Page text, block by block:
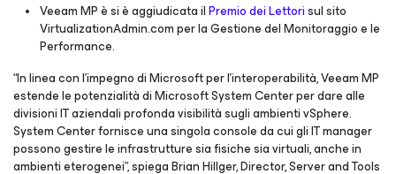
Veeam MP è si è aggiudicata ilPremio dei Lettorisul sito
VirtualizationAdmin.comper la Gestione del Monitoraggio e le
Performance.
“In linea con l’impegno di Microsoft per l’interoperabilità, Veeam MP
estende le potenzialità di Microsoft System Center per dare alle
divisioni IT aziendali profonda visibilità sugli ambienti vSphere.
System Center fornisce una singola console da cui gli IT manager
possono gestire le infrastrutture sia fisiche sia virtuali, anche in
ambienti eterogenei”, spiega Brian Hillger, Director, Server and Tools